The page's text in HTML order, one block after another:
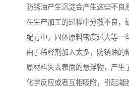
防锈油产生沉淀会产生这些不良
在生产加工的过程中分散不良，
配方中，固体原料密度过大等一
由于稀释剂加入太多，防锈油的
原材料失去表面的悬浮物，产生
化学反应或者互相吸附，引起凝